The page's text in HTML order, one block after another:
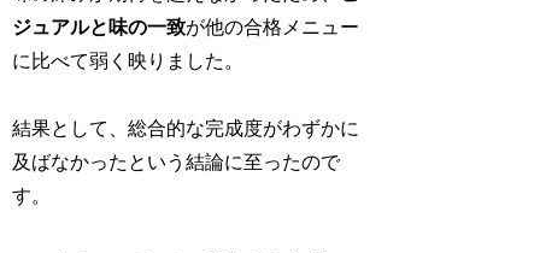
ジュアルと味の一致が他の合格メニュー
に比べて弱く映りました。
結果として、総合的な完成度がわずかに
及ばなかったという結論に至ったので
す。